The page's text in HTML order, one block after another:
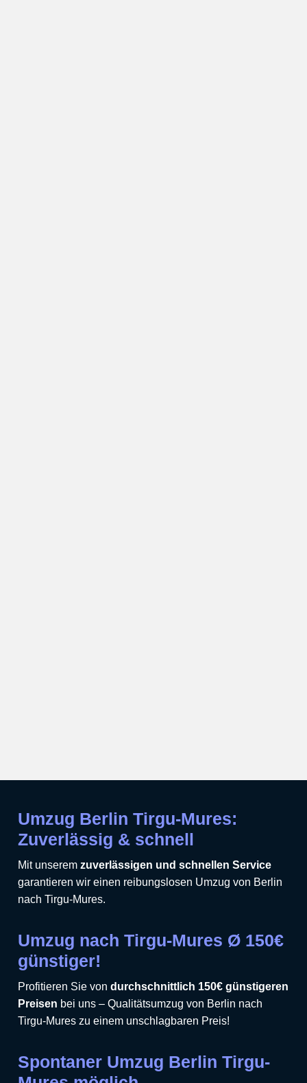
Umzug Berlin Tirgu-Mures:
Zuverlässig & schnell
Mit unserem zuverlässigen und schnellen Service
garantieren wir einen reibungslosen Umzug von Berlin
nach Tirgu-Mures.
Umzug nach Tirgu-Mures Ø 150€
günstiger!
Profitieren Sie von durchschnittlich 150€ günstigeren
Preisen bei uns – Qualitätsumzug von Berlin nach
Tirgu-Mures zu einem unschlagbaren Preis!
Spontaner Umzug Berlin Tirgu-